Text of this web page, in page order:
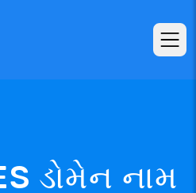
ડોમેન નામ